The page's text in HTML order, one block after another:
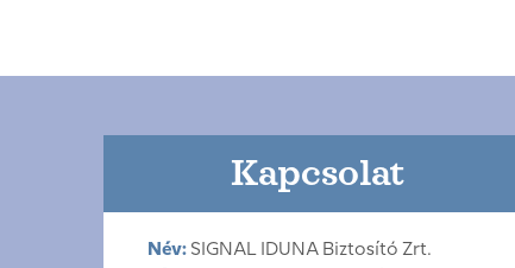
Kapcsolat
Név: SIGNAL IDUNA Biztosító Zrt.